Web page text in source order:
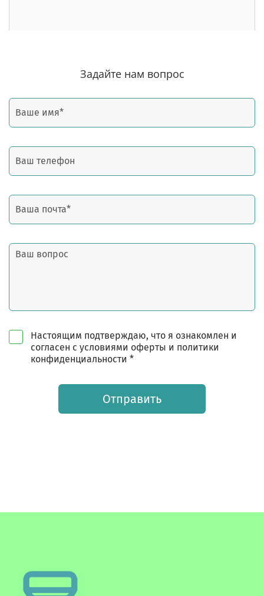
Задайте нам вопрос
Настоящим подтверждаю, что я ознакомлен и
согласен с условиями оферты и политики
конфиденциальности *
Отправить